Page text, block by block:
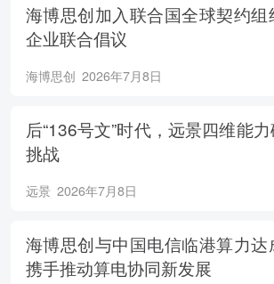
海博思创加入联合国全球契约
企业联合倡议
海博思创 2026年7月8日
后“136号文”时代，远景四维能
挑战
远景 2026年7月8日
海博思创与中国电信临港算力达
携手推动算电协同新发展